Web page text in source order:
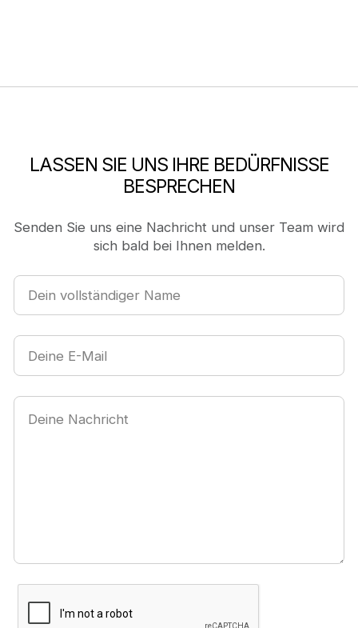
LASSEN SIE UNS IHRE BEDÜRFNISSE
BESPRECHEN
Senden Sie uns eine Nachricht und unser Team wird
sich bald bei Ihnen melden.